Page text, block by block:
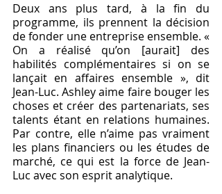
Deux ans plus tard, à la fin du
programme, ils prennent la décision
de fonder une entreprise ensemble. «
On a réalisé qu’on [aurait] des
habilités complémentaires si on se
lançait en affaires ensemble », dit
Jean-Luc. Ashley aime faire bouger les
choses et créer des partenariats, ses
talents étant en relations humaines.
Par contre, elle n’aime pas vraiment
les plans financiers ou les études de
marché, ce qui est la force de Jean-
Luc avec son esprit analytique.